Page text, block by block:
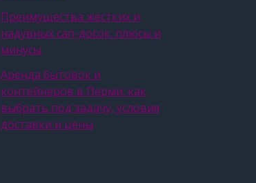
Преимущества жестких и
надувных сап-досок: плюсы и
минусы
Аренда бытовок и
контейнеров в Перми: как
выбрать под задачу, условия
доставки и цены